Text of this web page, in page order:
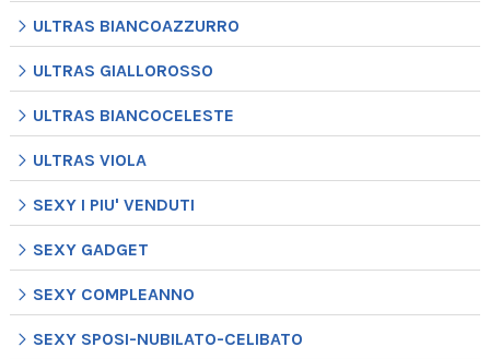
ULTRAS BIANCOAZZURRO
ULTRAS GIALLOROSSO
ULTRAS BIANCOCELESTE
ULTRAS VIOLA
SEXY I PIU' VENDUTI
SEXY GADGET
SEXY COMPLEANNO
SEXY SPOSI-NUBILATO-CELIBATO